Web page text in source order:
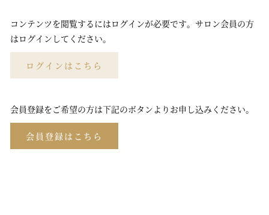
コンテンツを閲覧するにはログインが必要です。サロン会員の方
はログインしてください。
ログインはこちら
会員登録をご希望の方は下記のボタンよりお申し込みください。
会員登録はこちら